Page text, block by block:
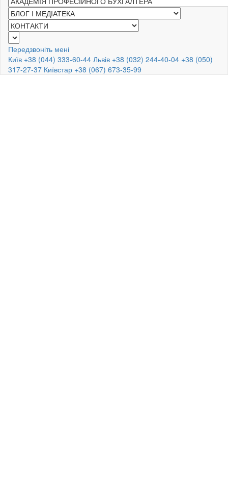
Передзвоніть мені
Київ +38 (044) 333-60-44 Львів +38 (032) 244-40-04 +38 (050)
317-27-37 Київстар +38 (067) 673-35-99